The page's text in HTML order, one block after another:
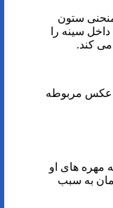
منحنی ستون
سینه را
کند.
عکس مربوطه
مهره های او
به سبب